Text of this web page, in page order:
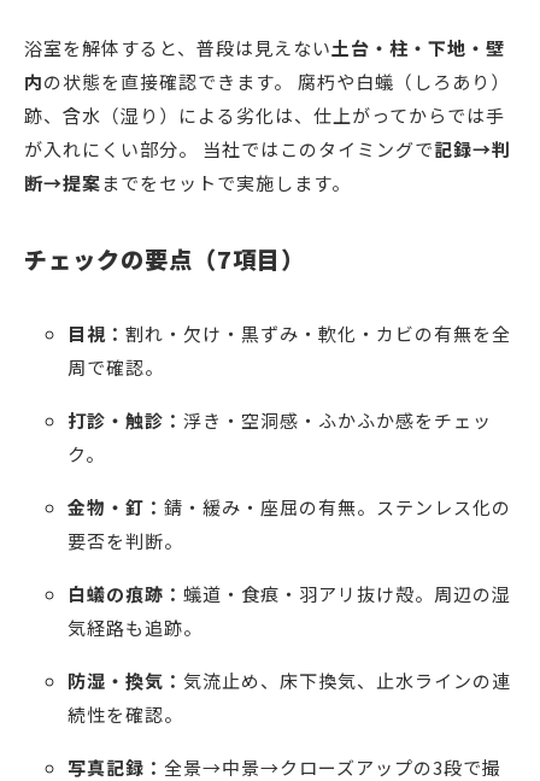
浴室を解体すると、普段は見えない土台・柱・下地・壁
内の状態を直接確認できます。 腐朽や白蟻（しろあり）
跡、含水（湿り）による劣化は、仕上がってからでは手
が入れにくい部分。 当社ではこのタイミングで記録→判
断→提案までをセットで実施します。
チェックの要点（7項目）
目視： 割れ・欠け・黒ずみ・軟化・カビの有無を全
周で確認。
打診・触診： 浮き・空洞感・ふかふか感をチェッ
ク。
金物・釘： 錆・緩み・座屈の有無。ステンレス化の
要否を判断。
白蟻の痕跡： 蟻道・食痕・羽アリ抜け殻。周辺の湿
気経路も追跡。
防湿・換気： 気流止め、床下換気、止水ラインの連
続性を確認。
写真記録： 全景→中景→クローズアップの3段で撮